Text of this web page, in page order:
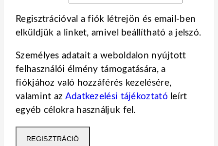
Regisztrációval a fiók létrejön és email-ben
elküldjük a linket, amivel beállítható a jelszó.
Személyes adatait a weboldalon nyújtott
felhasználói élmény támogatására, a
fiókjához való hozzáférés kezelésére,
valamint az Adatkezelési tájékoztató leírt
egyéb célokra használjuk fel.
REGISZTRÁCIÓ